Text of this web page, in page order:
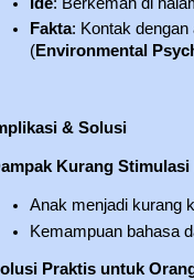
Fakta: Kontak
(Environmental
& Solusi
Kurang
Anak menjadi kurang
Kemampuan bahasa
Praktis untuk